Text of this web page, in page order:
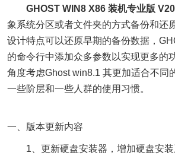
GHOST WIN8 X86 装机专业版
象系统分区或者文件夹的方式备份和还
设计特点可以还原早期的备份数据，
的命令行中添加众多参数以实现更多的
角度考虑Ghost win8.1 其更加适合不同
一些阶层和一些人群的使用习惯。
一、版本更新内容
1、更新硬盘安装器，增加硬盘安装